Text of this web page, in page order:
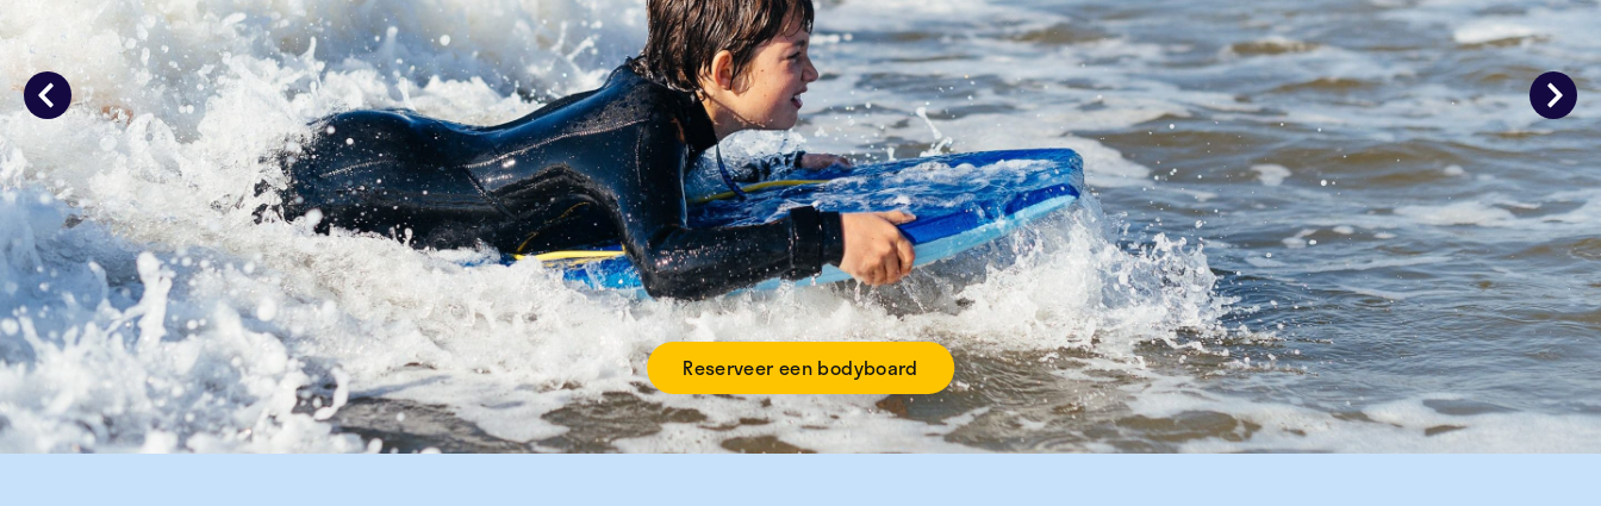
Reserveer een bodyboard